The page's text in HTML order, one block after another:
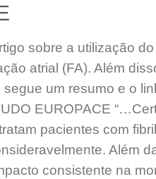
sobre a utilização do
atrial (FA). Além
um resumo e o
EUROPACE
pacientes com
Além
consistente na